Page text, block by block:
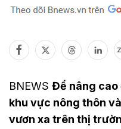
BNEWS Để nâng cao
khu vực nông thôn
vươn xa trên thị